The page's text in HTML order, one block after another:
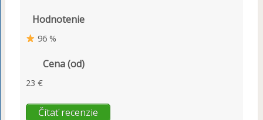
Hodnotenie
96 %
Cena (od)
23 €
Čítať recenzie